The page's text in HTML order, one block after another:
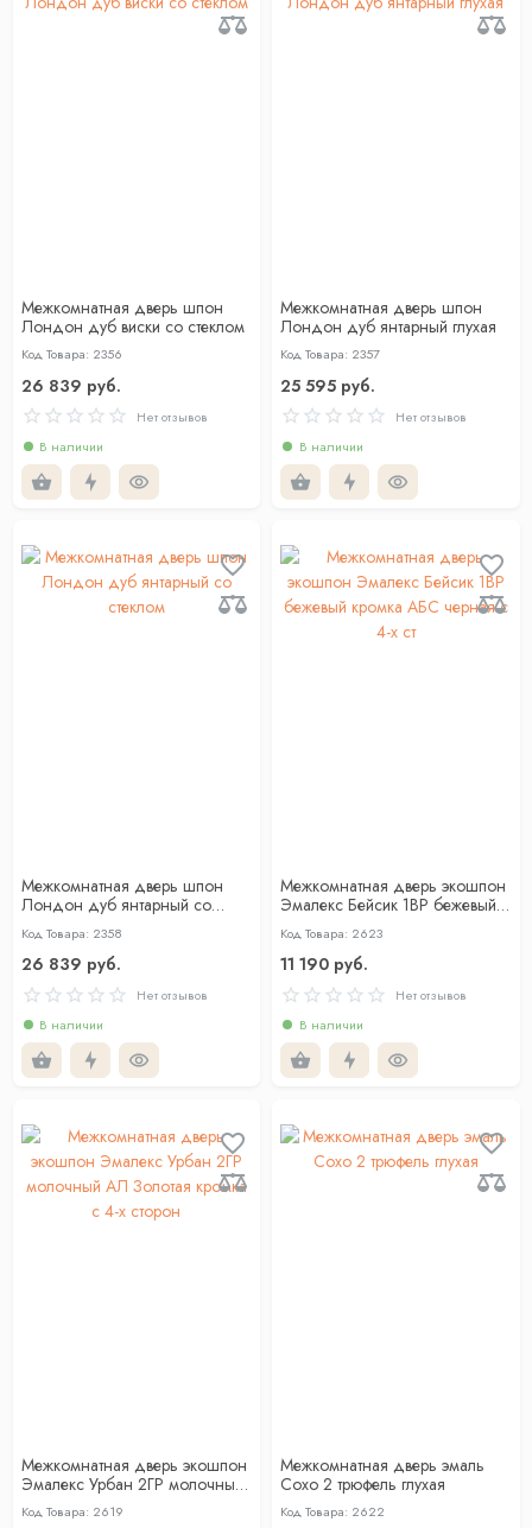
Межкомнатная дверь шпон
Лондон дуб виски со стеклом
Код Товара: 2356
26 839 руб.
Нет отзывов
В наличии
Межкомнатная дверь шпон
Лондон дуб янтарный глухая
Код Товара: 2357
25 595 руб.
Нет отзывов
В наличии
Межкомнатная дверь шпон
Лондон дуб янтарный со
стеклом
Код Товара: 2358
26 839 руб.
Нет отзывов
В наличии
Межкомнатная дверь экошпон
Эмалекс Бейсик 1ВР бежевый
кромка АБС черная c 4-х ст
Код Товара: 2623
11 190 руб.
Нет отзывов
В наличии
Межкомнатная дверь экошпон
Эмалекс Урбан 2ГР молочный
АЛ Золотая кромка с 4-х
сторон
Код Товара: 2619
Межкомнатная дверь эмаль
Сохо 2 трюфель глухая
Код Товара: 2622